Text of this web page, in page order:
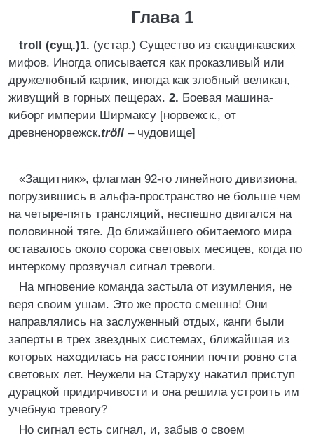
Глава 1
troll (сущ.)1. (устар.) Существо из скандинавских
мифов. Иногда описывается как проказливый или
дружелюбный карлик, иногда как злобный великан,
живущий в горных пещерах. 2. Боевая машина-
киборг империи Ширмаксу [норвежск., от
древненорвежск.tröll – чудовище]
«Защитник», флагман 92-го линейного дивизиона,
погрузившись в альфа-пространство не больше чем
на четыре-пять трансляций, неспешно двигался на
половинной тяге. До ближайшего обитаемого мира
оставалось около сорока световых месяцев, когда по
интеркому прозвучал сигнал тревоги.
На мгновение команда застыла от изумления, не
веря своим ушам. Это же просто смешно! Они
направлялись на заслуженный отдых, канги были
заперты в трех звездных системах, ближайшая из
которых находилась на расстоянии почти ровно ста
световых лет. Неужели на Старуху накатил приступ
дурацкой придирчивости и она решила устроить им
учебную тревогу?
Но сигнал есть сигнал, и, забыв о своем